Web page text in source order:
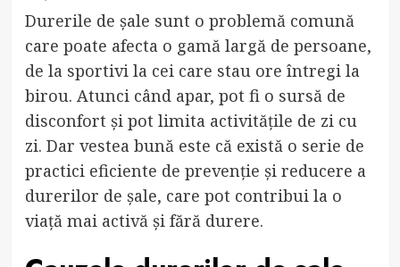
Durerile de șale sunt o problemă comună
care poate afecta o gamă largă de persoane,
de la sportivi la cei care stau ore întregi la
birou. Atunci când apar, pot fi o sursă de
disconfort și pot limita activitățile de zi cu
zi. Dar vestea bună este că există o serie de
practici eficiente de prevenție și reducere a
durerilor de șale, care pot contribui la o
viață mai activă și fără durere.